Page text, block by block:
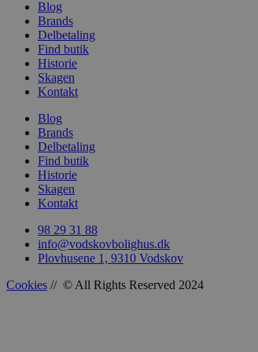
Blog
Brands
Delbetaling
Find butik
Historie
Skagen
Kontakt
Blog
Brands
Delbetaling
Find butik
Historie
Skagen
Kontakt
98 29 31 88
info@vodskovbolighus.dk
Plovhusene 1, 9310 Vodskov
Cookies // © All Rights Reserved 2024